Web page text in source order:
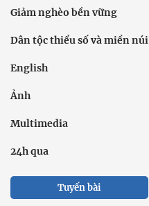
Giảm nghèo bền vững
Dân tộc thiểu số và miền núi
English
Ảnh
Multimedia
24h qua
Tuyến bài